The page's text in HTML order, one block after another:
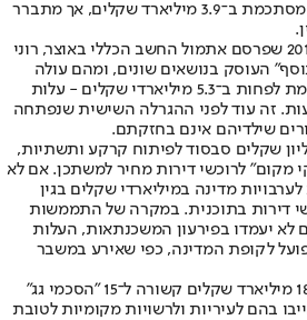
, מסתכמת ב־3.9 מיליארד שקלים, אך מתברר
בפרק בדו"חות הכספיים ל־2017 שפרסם אתמול החשב הכללי באוצר, רוני
העוסק בנושאים שונים, ומהם עולה
שעלות מחיר למשתכן מסתכמת לפחות ב־5.3 מיליארדי שקלים - עלות
ממוצעות. זה עוד לפני ההגרלה השישית שנפתחה
שילדיהם אינם בחזקתם.
להוסיף עוד 630 מיליון שקלים סבסוד לפיתוח קרקע ותשתיות,
"מענקי מקום" לרוכשי דירות מחיר למשתכן. אם לא
מדינה במיליארדי שקלים בגין
דירות בתוכנית. במקרה של התממשות
לא יעמדו בפירעון המשכנתאות, העלות
לקופת המדינה, כפי שאירע במשבר
עלות נוספת בסך שיא של כ־18 מיליארד שקלים קשורה ל־15 "הסכמי גג"
בהם לעיריות ולרשויות מקומיות לטובת